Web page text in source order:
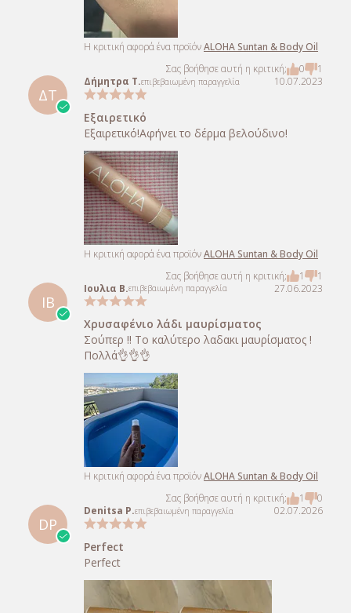
Η κριτική αφορά ένα προϊόνALOHA Suntan & Body Oil
Σας βοήθησε αυτή η κριτική;
0 1
ΔΤ
Δήμητρα Τ.επιβεβαιωμένη παραγγελία 10.07.2023
Εξαιρετικό
Εξαιρετικό!Αφήνει το δέρμα βελούδινο!
Η κριτική αφορά ένα προϊόνALOHA Suntan & Body Oil
Σας βοήθησε αυτή η κριτική;
1 1
ΙΒ
Ιουλια Β.επιβεβαιωμένη παραγγελία 27.06.2023
Χρυσαφένιο λάδι μαυρίσματος
Σούπερ !! Το καλύτερο λαδακι μαυρίσματος !
Πολλά👌👌👌
Η κριτική αφορά ένα προϊόνALOHA Suntan & Body Oil
Σας βοήθησε αυτή η κριτική;
1 0
DP
Denitsa P.επιβεβαιωμένη παραγγελία 02.07.2026
Perfect
Perfect